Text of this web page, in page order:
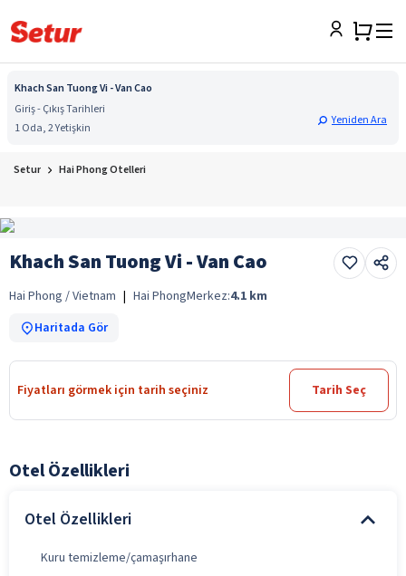
Khach San Tuong Vi - Van Cao
Giriş - Çıkış Tarihleri
1 Oda, 2 Yetişkin
Yeniden Ara
Setur Hai Phong Otelleri
Khach San Tuong Vi - Van Cao
Hai Phong / Vietnam | Hai PhongMerkez:4.1 km
Haritada Gör
Fiyatları görmek için tarih seçiniz Tarih Seç
Otel Özellikleri
Otel Özellikleri
Kuru temizleme/çamaşırhane